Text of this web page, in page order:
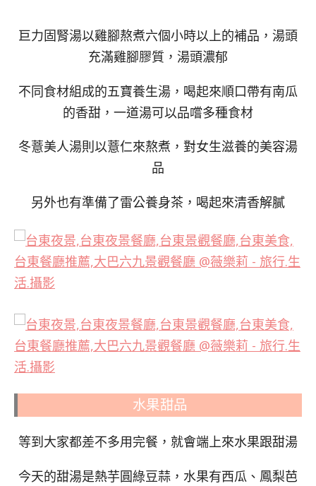
巨力固腎湯以雞腳熬煮六個小時以上的補品，湯頭
充滿雞腳膠質，湯頭濃郁
不同食材組成的五寶養生湯，喝起來順口帶有南瓜
的香甜，一道湯可以品嚐多種食材
冬薏美人湯則以薏仁來熬煮，對女生滋養的美容湯
品
另外也有準備了雷公養身茶，喝起來清香解膩
水果甜品
等到大家都差不多用完餐，就會端上來水果跟甜湯
今天的甜湯是熱芋圓綠豆蒜，水果有西瓜、鳳梨芭